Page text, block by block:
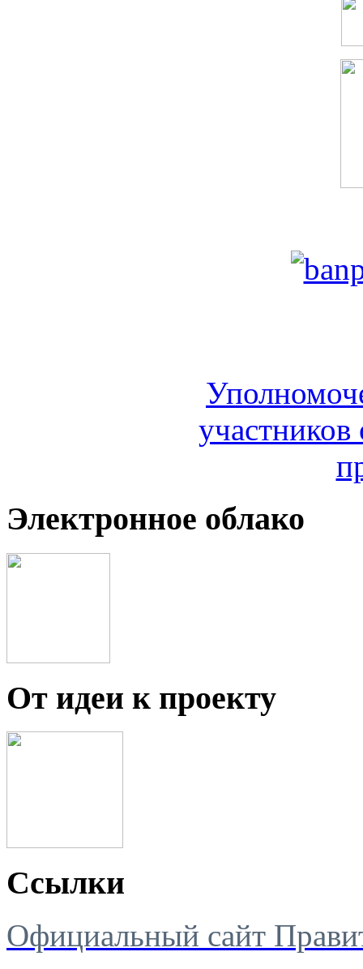
участников
Электронное облако
От идеи к проекту
Ссылки
Официальный сайт